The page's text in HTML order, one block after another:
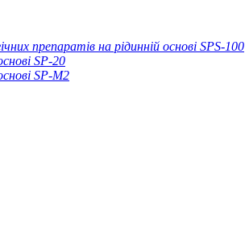
препаратів на рідинній основі SPS-100
SP-20
SP-M2